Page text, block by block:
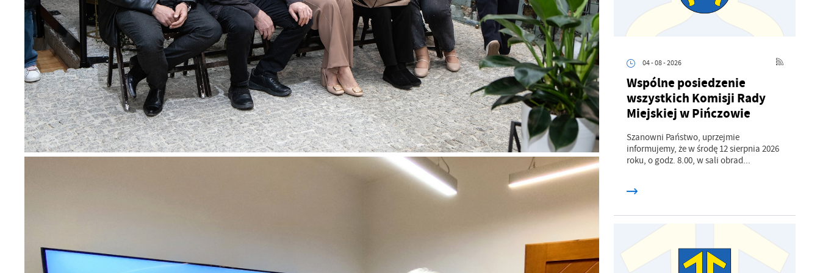
04 - 08 - 2026
Wspólne posiedzenie
wszystkich Komisji Rady
Miejskiej w Pińczowie
Szanowni Państwo, uprzejmie
informujemy, że w środę 12 sierpnia 2026
roku, o godz. 8.00, w sali obrad...